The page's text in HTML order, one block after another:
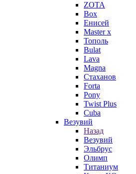
ZOTA
Box
Енисей
Master x
Тополь
Bulat
Lava
Magna
Стаханов
Forta
Pony
Twist Plus
Cuba
Везувий
Назад
Везувий
Эльбрус
Олимп
Титаниум